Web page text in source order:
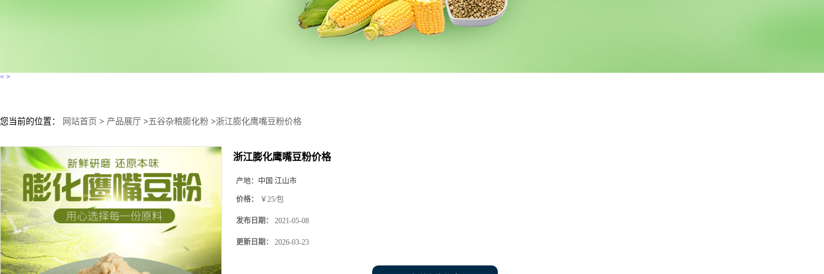
< >
您当前的位置： 网站首页 > 产品展厅 >五谷杂粮膨化粉 >浙江膨化鹰嘴豆粉价格
浙江膨化鹰嘴豆粉价格
产地： 中国 江山市
价格： ￥25/包
发布日期： 2021-05-08
更新日期： 2026-03-23